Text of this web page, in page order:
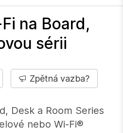
na Board,
sérii
Zpětná vazba?
Desk a Room Series
nebo Wi-Fi®